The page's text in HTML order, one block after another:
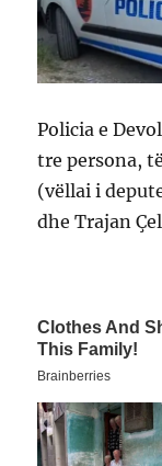
Policia e
tre persona,
(vëllai i
dhe Trajan